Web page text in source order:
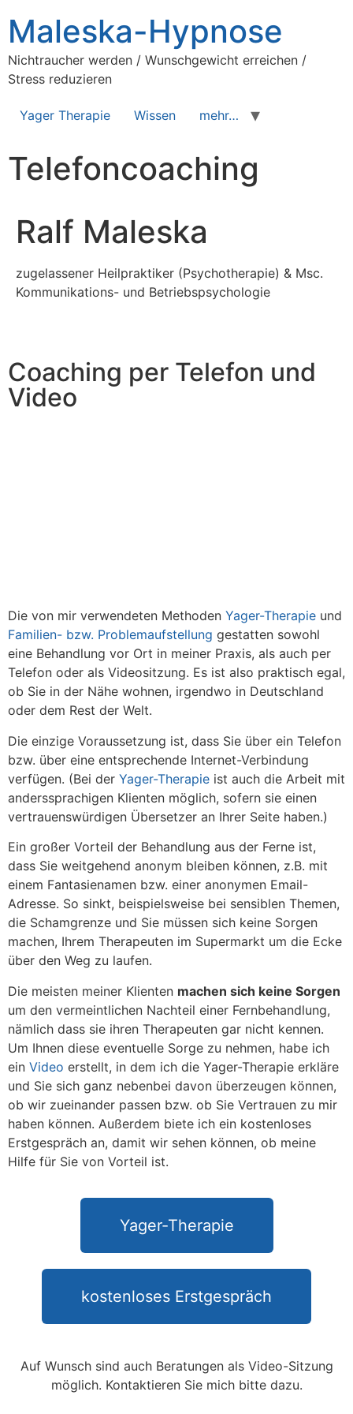
Maleska-Hypnose
Nichtraucher werden / Wunschgewicht erreichen /
Stress reduzieren
Yager Therapie Wissen mehr…
Telefoncoaching
Ralf Maleska
zugelassener Heilpraktiker (Psychotherapie) & Msc.
Kommunikations- und Betriebspsychologie
Coaching per Telefon und
Video
Die von mir verwendeten Methoden Yager-Therapie und
Familien- bzw. Problemaufstellung gestatten sowohl
eine Behandlung vor Ort in meiner Praxis, als auch per
Telefon oder als Videositzung. Es ist also praktisch egal,
ob Sie in der Nähe wohnen, irgendwo in Deutschland
oder dem Rest der Welt.
Die einzige Voraussetzung ist, dass Sie über ein Telefon
bzw. über eine entsprechende Internet-Verbindung
verfügen. (Bei der Yager-Therapie ist auch die Arbeit mit
anderssprachigen Klienten möglich, sofern sie einen
vertrauenswürdigen Übersetzer an Ihrer Seite haben.)
Ein großer Vorteil der Behandlung aus der Ferne ist,
dass Sie weitgehend anonym bleiben können, z.B. mit
einem Fantasienamen bzw. einer anonymen Email-
Adresse. So sinkt, beispielsweise bei sensiblen Themen,
die Schamgrenze und Sie müssen sich keine Sorgen
machen, Ihrem Therapeuten im Supermarkt um die Ecke
über den Weg zu laufen.
Die meisten meiner Klienten machen sich keine Sorgen
um den vermeintlichen Nachteil einer Fernbehandlung,
nämlich dass sie ihren Therapeuten gar nicht kennen.
Um Ihnen diese eventuelle Sorge zu nehmen, habe ich
ein Video erstellt, in dem ich die Yager-Therapie erkläre
und Sie sich ganz nebenbei davon überzeugen können,
ob wir zueinander passen bzw. ob Sie Vertrauen zu mir
haben können. Außerdem biete ich ein kostenloses
Erstgespräch an, damit wir sehen können, ob meine
Hilfe für Sie von Vorteil ist.
Yager-Therapie
kostenloses Erstgespräch
Auf Wunsch sind auch Beratungen als Video-Sitzung
möglich. Kontaktieren Sie mich bitte dazu.